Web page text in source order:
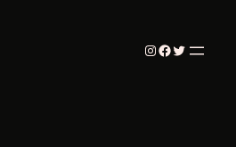
Instagram
Facebook
Twitter